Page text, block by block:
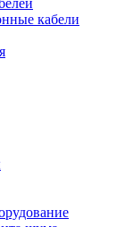
кабели